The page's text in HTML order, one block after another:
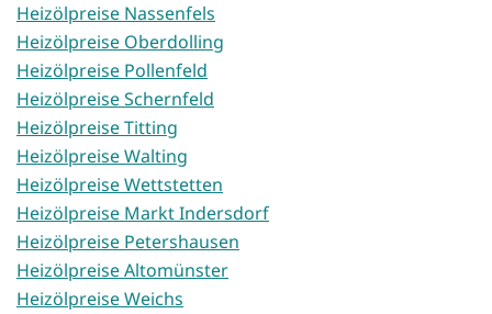
Heizölpreise Nassenfels
Heizölpreise Oberdolling
Heizölpreise Pollenfeld
Heizölpreise Schernfeld
Heizölpreise Titting
Heizölpreise Walting
Heizölpreise Wettstetten
Heizölpreise Markt Indersdorf
Heizölpreise Petershausen
Heizölpreise Altomünster
Heizölpreise Weichs